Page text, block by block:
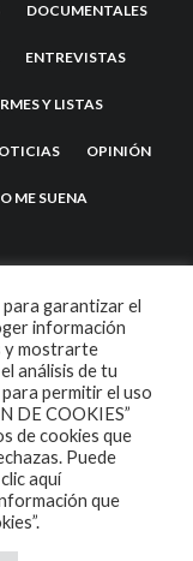
DOCUMENTALES
ENTREVISTAS
Y LISTAS
OPINIÓN
ME SUENA
THEME
garantizar el
información
y mostrarte
análisis de tu
permitir el uso
DE COOKIES”
de cookies que
Puede
aquí
que